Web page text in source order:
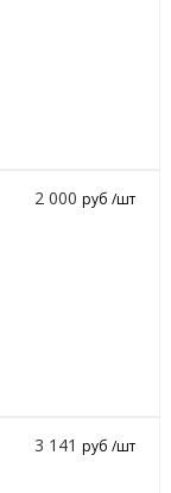
2 000руб /шт
3 141руб /шт